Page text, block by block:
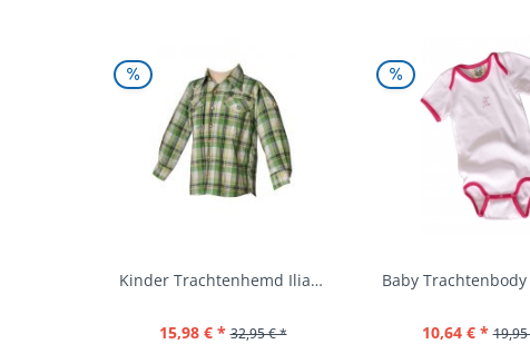
Kinder Trachtenhemd Ilias giftgrün langarm...
15,98 € * 32,95 € * 10,64 € *